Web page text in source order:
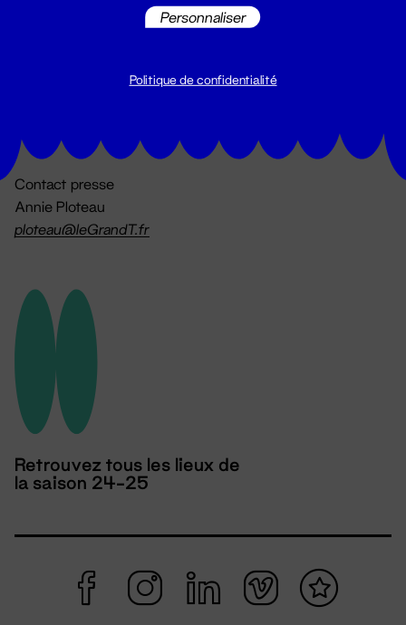
billetterie@leGrandT.fr
Contact presse
Annie Ploteau
ploteau@leGrandT.fr
Retrouvez tous les lieux de
la saison 24-25
Personnaliser
Politique de confidentialité